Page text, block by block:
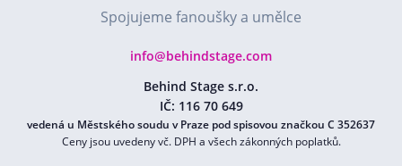
Spojujeme fanoušky a umělce
info@behindstage.com
Behind Stage s.r.o.
IČ: 116 70 649
vedená u Městského soudu v Praze pod spisovou značkou C 352637
Ceny jsou uvedeny vč. DPH a všech zákonných poplatků.